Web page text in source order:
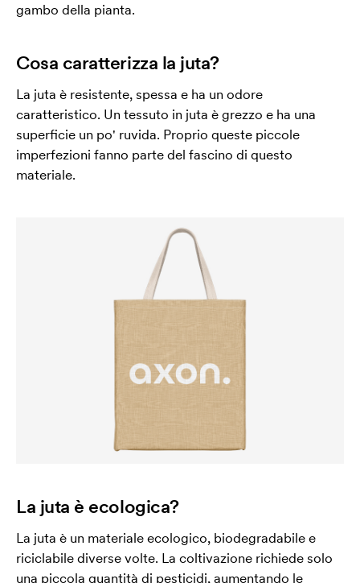
gambo della pianta.
Cosa caratterizza la juta?
La juta è resistente, spessa e ha un odore
caratteristico. Un tessuto in juta è grezzo e ha una
superficie un po' ruvida. Proprio queste piccole
imperfezioni fanno parte del fascino di questo
materiale.
La juta è ecologica?
La juta è un materiale ecologico, biodegradabile e
riciclabile diverse volte. La coltivazione richiede solo
una piccola quantità di pesticidi, aumentando le